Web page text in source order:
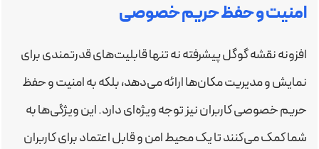
امنیت و حفظ حریم خصوصی
افزونه نقشه گوگل پیشرفته نه تنها قابلیت‌های قدرتمندی برای
نمایش و مدیریت مکان‌ها ارائه می‌دهد، بلکه به امنیت و حفظ
حریم خصوصی کاربران نیز توجه ویژه‌ای دارد. این ویژگی‌ها به
شما کمک می‌کنند تا یک محیط امن و قابل اعتماد برای کاربران